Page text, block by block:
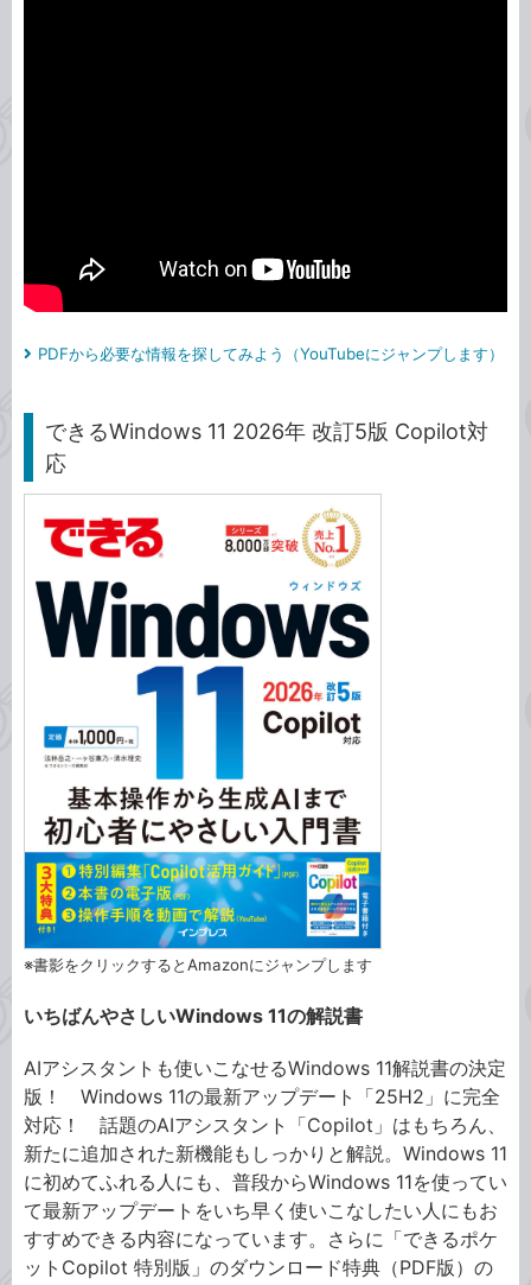
PDFから必要な情報を探してみよう（YouTubeにジャンプします）
できるWindows 11 2026年 改訂5版 Copilot対
応
※書影をクリックするとAmazonにジャンプします
いちばんやさしいWindows 11の解説書
AIアシスタントも使いこなせるWindows 11解説書の決定
版！ Windows 11の最新アップデート「25H2」に完全
対応！ 話題のAIアシスタント「Copilot」はもちろん、
新たに追加された新機能もしっかりと解説。Windows 11
に初めてふれる人にも、普段からWindows 11を使ってい
て最新アップデートをいち早く使いこなしたい人にもお
すすめできる内容になっています。さらに「できるポケ
ットCopilot 特別版」のダウンロード特典（PDF版）の